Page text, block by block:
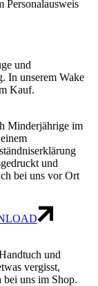
Personalausweis
und
In unserem Wake
Kauf.
Minderjährige im
und
bei uns vor Ort
und
vergisst,
bei uns im Shop.